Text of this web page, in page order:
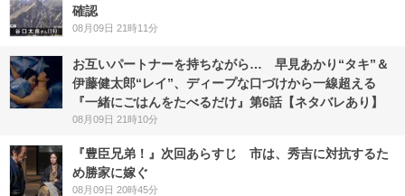
確認
08月09日 21時11分
お互いパートナーを持ちながら… 早見あかり“タキ”＆
伊藤健太郎“レイ”、ディープな口づけから一線超える
『一緒にごはんをたべるだけ』第6話【ネタバレあり】
08月09日 21時10分
『豊臣兄弟！』次回あらすじ 市は、秀吉に対抗するた
め勝家に嫁ぐ
08月09日 20時45分